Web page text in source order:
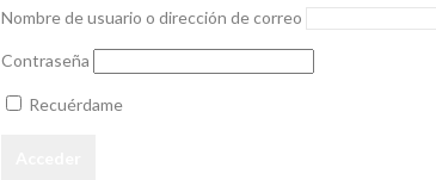
Nombre de usuario o dirección de correo
Contraseña
Recuérdame